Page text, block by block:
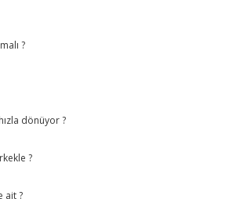
?
dönüyor ?
?
ait ?